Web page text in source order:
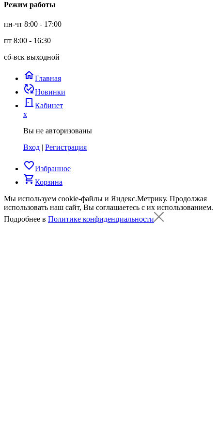
Режим работы
пн-чт 8:00 - 17:00
пт 8:00 - 16:30
сб-вск выходной
homeГлавная
published_with_changesНовинки
door_back Кабинет
x
Вы не авторизованы
Вход | Регистрация
favorite_borderИзбранное
shopping_cartКорзина
Мы используем cookie-файлы и Яндекс.Метрику. Продолжая
использовать наш сайт, Вы соглашаетесь с их использованием.
Подробнее в Политике конфиденциальности